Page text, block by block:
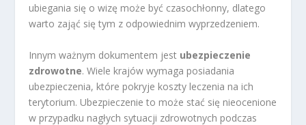
ubiegania się o wizę może być czasochłonny, dlatego
warto zająć się tym z odpowiednim wyprzedzeniem.
Innym ważnym dokumentem jest ubezpieczenie
zdrowotne. Wiele krajów wymaga posiadania
ubezpieczenia, które pokryje koszty leczenia na ich
terytorium. Ubezpieczenie to może stać się nieocenione
w przypadku nagłych sytuacji zdrowotnych podczas